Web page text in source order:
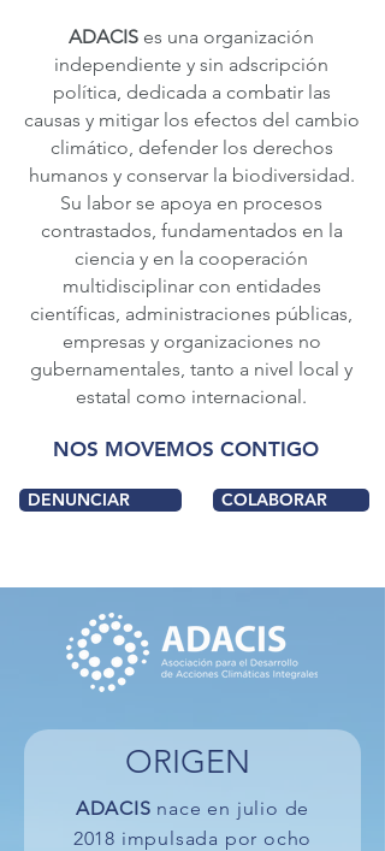
ADACIS es una organización
independiente y sin adscripción
política, dedicada a combatir las
causas y mitigar los efectos del cambio
climático, defender los derechos
humanos y conservar la biodiversidad.
Su labor se apoya en procesos
contrastados, fundamentados en la
ciencia y en la cooperación
multidisciplinar con entidades
científicas, administraciones públicas,
empresas y organizaciones no
gubernamentales, tanto a nivel local y
estatal como internacional.
NOS MOVEMOS CONTIGO
DENUNCIAR COLABORAR
ORIGEN
ADACIS nace en julio de
2018 impulsada por ocho